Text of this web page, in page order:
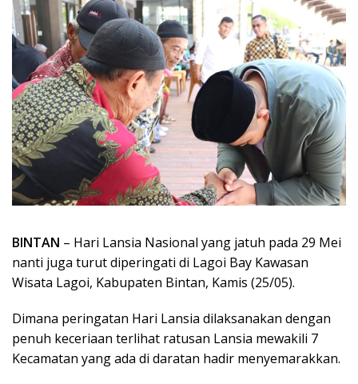
BINTAN – Hari Lansia Nasional yang jatuh pada 29 Mei
nanti juga turut diperingati di Lagoi Bay Kawasan
Wisata Lagoi, Kabupaten Bintan, Kamis (25/05).
Dimana peringatan Hari Lansia dilaksanakan dengan
penuh keceriaan terlihat ratusan Lansia mewakili 7
Kecamatan yang ada di daratan hadir menyemarakkan.